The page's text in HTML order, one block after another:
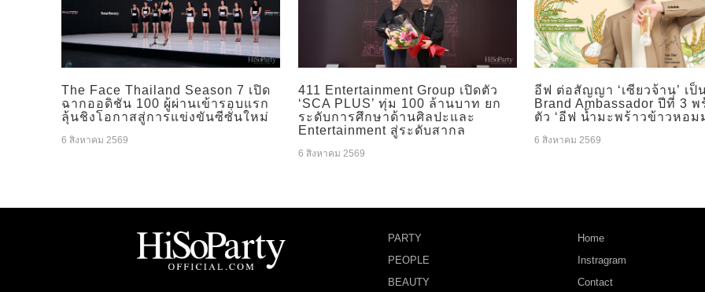
The Face Thailand Season 7 เปิด
ฉากออดิชัน 100 ผู้ผ่านเข้ารอบแรก
ลุ้นชิงโอกาสสู่การแข่งขันซีซั่นใหม่
6 สิงหาคม 2569
411 Entertainment Group เปิดตัว
‘SCA PLUS’ ทุ่ม 100 ล้านบาท ยก
ระดับการศึกษาด้านศิลปะและ
Entertainment สู่ระดับสากล
6 สิงหาคม 2569
อีฟ ต่อสัญญา ‘เซียวจ้าน’ เป็
Brand Ambassador ปีที่ 3 พ
ตัว ‘อีฟ น้ำมะพร้าวข้าวหอม
6 สิงหาคม 2569
PARTY
PEOPLE
BEAUTY
Home
Instragram
Contact